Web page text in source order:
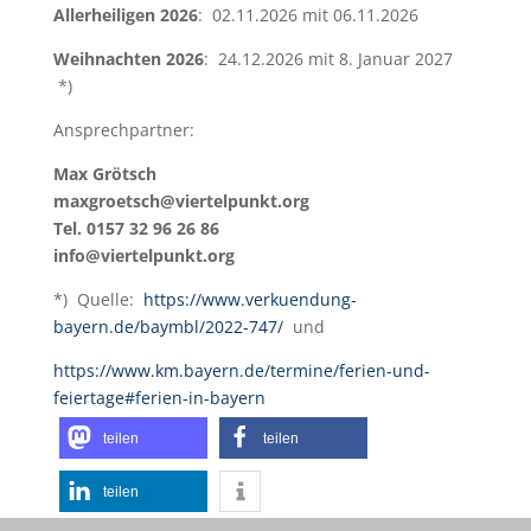
Allerheiligen 2026: 02.11.2026 mit 06.11.2026
Weihnachten 2026: 24.12.2026 mit 8. Januar 2027
*)
Ansprechpartner:
Max Grötsch
maxgroetsch@viertelpunkt.org
Tel. 0157 32 96 26 86
info@viertelpunkt.org
*) Quelle: https://www.verkuendung-
bayern.de/baymbl/2022-747/ und
https://www.km.bayern.de/termine/ferien-und-
feiertage#ferien-in-bayern
teilen teilen
teilen